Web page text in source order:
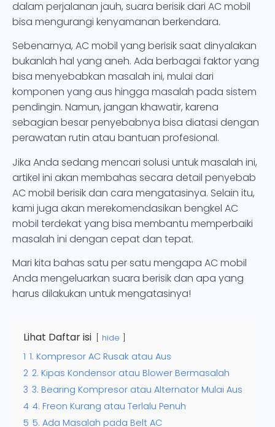
dalam perjalanan jauh, suara berisik dari AC mobil
bisa mengurangi kenyamanan berkendara.
Sebenarnya, AC mobil yang berisik saat dinyalakan
bukanlah hal yang aneh. Ada berbagai faktor yang
bisa menyebabkan masalah ini, mulai dari
komponen yang aus hingga masalah pada sistem
pendingin. Namun, jangan khawatir, karena
sebagian besar penyebabnya bisa diatasi dengan
perawatan rutin atau bantuan profesional.
Jika Anda sedang mencari solusi untuk masalah ini,
artikel ini akan membahas secara detail penyebab
AC mobil berisik dan cara mengatasinya. Selain itu,
kami juga akan merekomendasikan bengkel AC
mobil terdekat yang bisa membantu memperbaiki
masalah ini dengan cepat dan tepat.
Mari kita bahas satu per satu mengapa AC mobil
Anda mengeluarkan suara berisik dan apa yang
harus dilakukan untuk mengatasinya!
Lihat Daftar isi hide
1 1. Kompresor AC Rusak atau Aus
2 2. Kipas Kondensor atau Blower Bermasalah
3 3. Bearing Kompresor atau Alternator Mulai Aus
4 4. Freon Kurang atau Terlalu Penuh
5 5. Ada Masalah pada Belt AC